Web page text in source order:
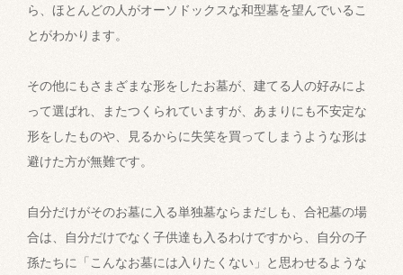
ら、ほとんどの人がオーソドックスな和型墓を望んでいるこ
とがわかります。
その他にもさまざまな形をしたお墓が、建てる人の好みによ
って選ばれ、またつくられていますが、あまりにも不安定な
形をしたものや、見るからに失笑を買ってしまうような形は
避けた方が無難です。
自分だけがそのお墓に入る単独墓ならまだしも、合祀墓の場
合は、自分だけでなく子供達も入るわけですから、自分の子
孫たちに「こんなお墓には入りたくない」と思わせるような